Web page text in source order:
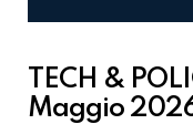
TECH &
Maggio